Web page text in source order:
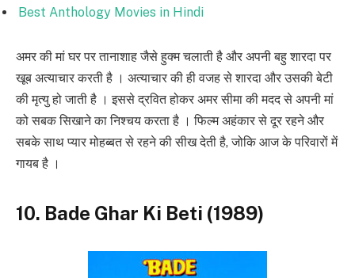
Best Anthology Movies in Hindi
अमर की मां घर पर तानाशाह जैसे हुक्म चलाती है और अपनी बहु शारदा पर
खूब अत्याचार करती है । अत्याचार की ही वजह से शारदा और उसकी बेटी
की मृत्यु हो जाती है । इससे द्रवित होकर अमर सीमा की मदद से अपनी मां
को सबक सिखाने का निश्चय करता है । फिल्म अहंकार से दूर रहने और
सबके साथ प्यार मोहब्बत से रहने की सीख देती है, जोकि आज के परिवारों में
गायब है ।
10. Bade Ghar Ki Beti (1989)